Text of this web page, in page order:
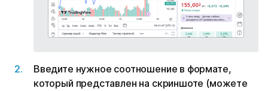
Введите нужное соотношение в формате,
который представлен на скриншоте (можете